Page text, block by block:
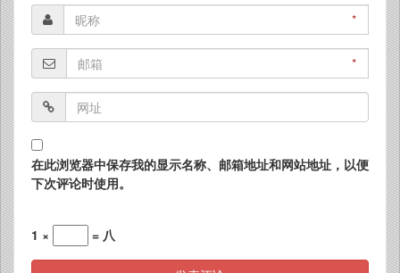
*
*
在此浏览器中保存我的显示名称、邮箱地址和网站地址，以便
下次评论时使用。
1 × = 八